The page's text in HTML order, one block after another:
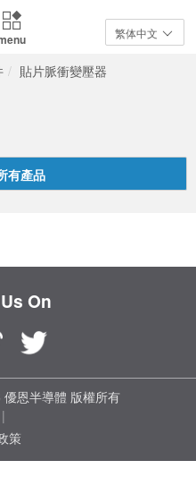
繁体中文
貼片脈衝變壓器
有產品
On
恩半導體 版權所有
|
策